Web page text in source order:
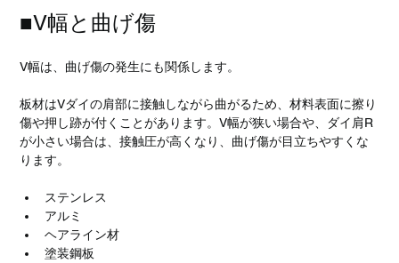
■V幅と曲げ傷
V幅は、曲げ傷の発生にも関係します。
板材はVダイの肩部に接触しながら曲がるため、材料表面に擦り
傷や押し跡が付くことがあります。V幅が狭い場合や、ダイ肩R
が小さい場合は、接触圧が高くなり、曲げ傷が目立ちやすくな
ります。
ステンレス
アルミ
ヘアライン材
塗装鋼板